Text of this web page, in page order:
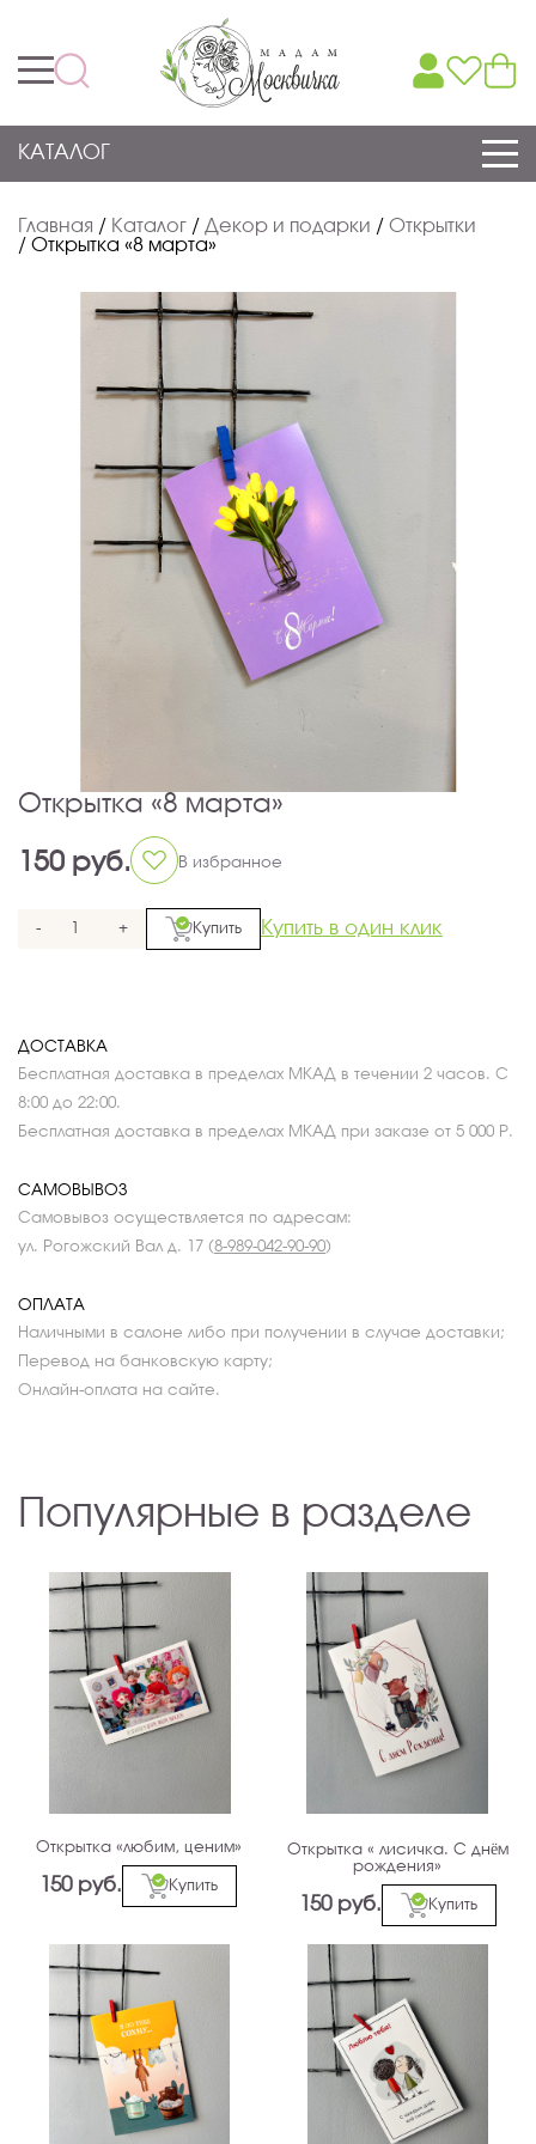
КАТАЛОГ
Главная / Каталог / Декор и подарки / Открытки
/ Открытка «8 марта»
Открытка «8 марта»
150 руб. В избранное
- + Купить Купить в один клик
ДОСТАВКА
Бесплатная доставка в пределах МКАД в течении 2 часов. С
8:00 до 22:00.
Бесплатная доставка в пределах МКАД при заказе от 5 000 Р.
САМОВЫВОЗ
Самовывоз осуществляется по адресам:
ул. Рогожский Вал д. 17 (8-989-042-90-90)
ОПЛАТА
Наличными в салоне либо при получении в случае доставки;
Перевод на банковскую карту;
Онлайн-оплата на сайте.
Популярные в разделе
Открытка «любим, ценим»
150 руб. Купить
Открытка « лисичка. С днём
рождения»
150 руб. Купить